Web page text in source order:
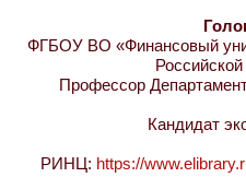
ФГБОУ ВО «Финансовый
Профессор
Кандидат
РИНЦ: https://